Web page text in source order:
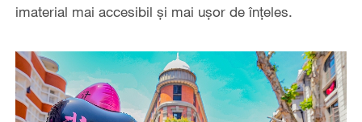
imaterial mai accesibil și mai ușor de înțeles.